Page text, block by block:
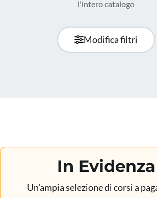
l'intero catalogo
Modifica filtri
In Evidenza
Un'ampia selezione di corsi a